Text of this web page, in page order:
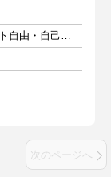
週2日以上 1日6時間以上 シフト自由・自己申告
次のページへ